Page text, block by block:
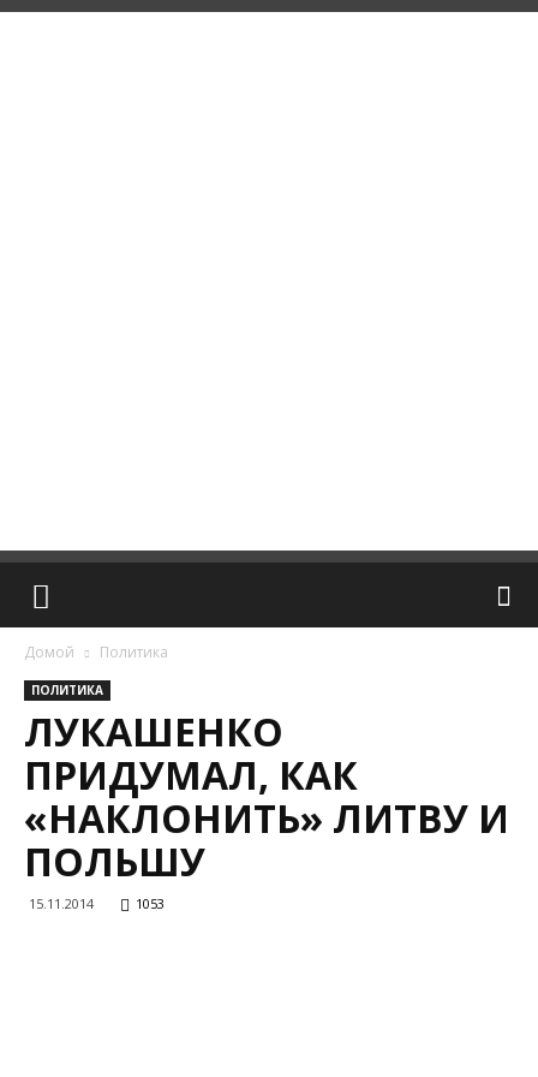
Домой Политика
ПОЛИТИКА
ЛУКАШЕНКО
ПРИДУМАЛ, КАК
«НАКЛОНИТЬ» ЛИТВУ И
ПОЛЬШУ
15.11.2014 1053